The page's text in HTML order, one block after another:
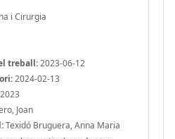
i Cirurgia
treball:2023-06-12
2024-02-13
Joan
Texidó Bruguera, Anna Maria